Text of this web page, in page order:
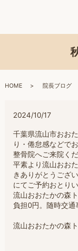
HOME 院長ブログ
2024/10/17
千葉県流山市おお
り・倦怠感などで
整骨院へご来院くだ
平素より流山おお
きありがとうござ
にてご予約おとり
流山おおたかの森
負担0円。随時交通
流山おおたかの森